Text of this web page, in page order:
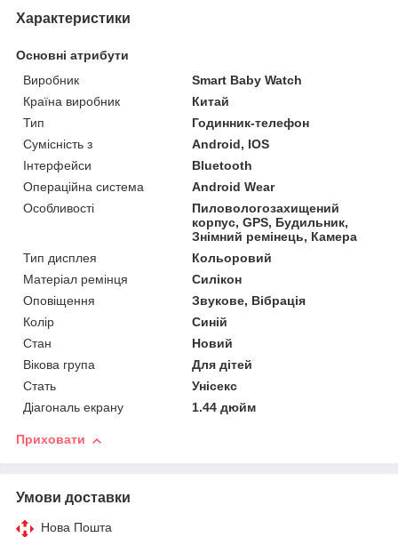
Характеристики
Основні атрибути
Виробник
Smart Baby Watch
Країна виробник
Китай
Тип
Годинник-телефон
Сумісність з
Android, IOS
Інтерфейси
Bluetooth
Операційна система
Android Wear
Особливості
Пиловологозахищений
корпус, GPS, Будильник,
Знімний ремінець, Камера
Тип дисплея
Кольоровий
Матеріал ремінця
Силікон
Оповіщення
Звукове, Вібрація
Колір
Синій
Стан
Новий
Вікова група
Для дітей
Стать
Унісекс
Діагональ екрану
1.44 дюйм
Приховати
Умови доставки
Нова Пошта